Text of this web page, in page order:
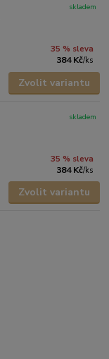
35 % sleva
384 Kč/ks
skladem
Zvolit variantu
35 % sleva
384 Kč/ks
skladem
Zvolit variantu